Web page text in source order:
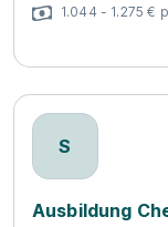
1.044 - 1.275 €
S
Ausbildung